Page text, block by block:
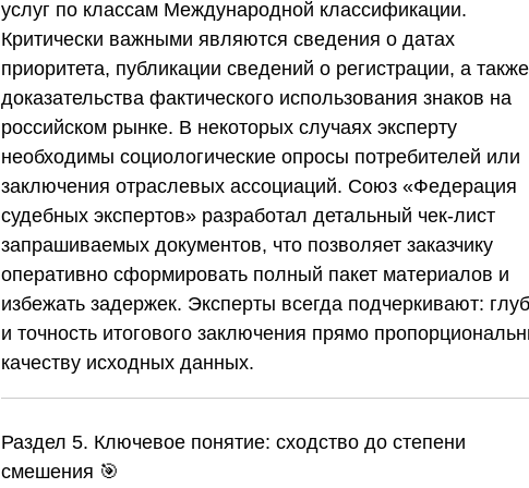
услуг по классам Международной классификации.
Критически важными являются сведения о датах
приоритета, публикации сведений о регистрации, а также
доказательства фактического использования знаков на
российском рынке. В некоторых случаях эксперту
необходимы социологические опросы потребителей или
заключения отраслевых ассоциаций. Союз «Федерация
судебных экспертов» разработал детальный чек-лист
запрашиваемых документов, что позволяет заказчику
оперативно сформировать полный пакет материалов и
избежать задержек. Эксперты всегда подчеркивают:
и точность итогового заключения прямо
качеству исходных данных.
Раздел 5. Ключевое понятие: сходство до степени
смешения 🎯